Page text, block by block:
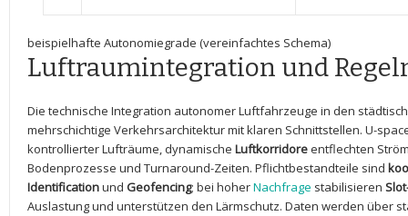
beispielhafte Autonomiegrade‍ (vereinfachtes Schema)
Luftraumintegration und
Die technische Integration autonomer Luftfahrzeuge in den
mehrschichtige Verkehrsarchitektur ⁤mit klaren Schnittstellen. U-
kontrollierter Lufträume, ‌dynamische⁣ Luftkorridoreentflechten
Bodenprozesse und⁢ Turnaround-Zeiten. Pflichtbestandteile sind
Identification⁤und Geofencing; bei hoherNachfrage stabilisieren
Auslastung und unterstützen den Lärmschutz. Daten werden über